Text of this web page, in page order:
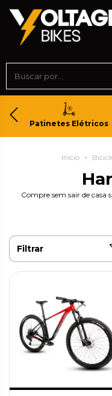
Patinetes Elétricos
Início >
Compre sem sair de casa
Filtrar